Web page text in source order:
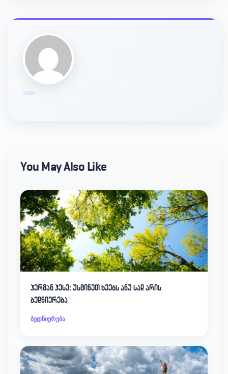
You May Also Like
ჰერმან ჰესე: უსმინეთ ხეებს ანუ სად არის
ბედნიერება
ბედნიერება